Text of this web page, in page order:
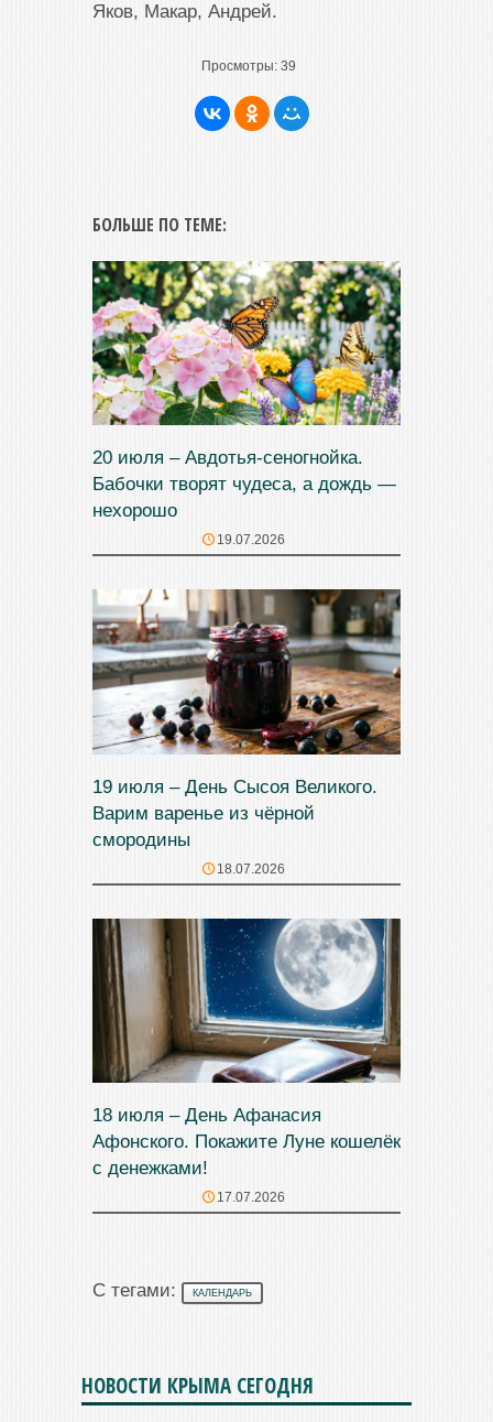
Яков, Макар, Андрей.
Просмотры: 39
БОЛЬШЕ ПО ТЕМЕ:
20 июля – Авдотья-сеногнойка.
Бабочки творят чудеса, а дождь —
нехорошо
19.07.2026
19 июля – День Сысоя Великого.
Варим варенье из чёрной
смородины
18.07.2026
18 июля – День Афанасия
Афонского. Покажите Луне кошелёк
с денежками!
17.07.2026
С тегами: КАЛЕНДАРЬ
НОВОСТИ КРЫМА СЕГОДНЯ